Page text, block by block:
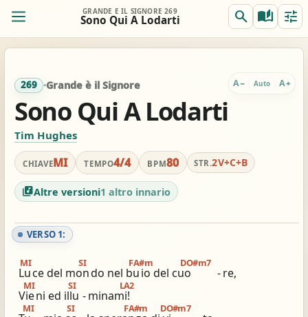
GRANDE È IL SIGNORE 269
Sono Qui A Lodarti search auto_stories tune
MI MI
MI
Accordi completi
tocca per semplificare
Per chitarra, suggerito:
Capo 2 / accordi in RE
view_column_2
Scroll
graphic_eq
Accordatore # / b
269 ·Grande è il Signore A− Auto A+
Sono Qui A Lodarti
Tim Hughes
CHIAVEMI TEMPO4/4 BPM80 STR.2V+C+B
library_musicAltre versioni1 altro innario
VERSO 1:
Lu
MI
ce del mon
SI
do nel bu
FA#m
io del cuo
DO#m7
-re,
Vie
MI
ni ed illu
SI
-minami!
LA2
MI SI FA#m DO#m7